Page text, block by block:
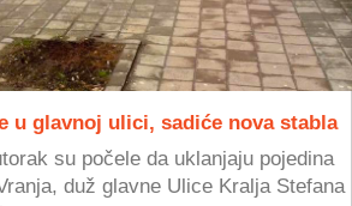
u glavnoj ulici, sadiće nova stabla
su počele da uklanjaju pojedina
duž glavne Ulice Kralja Stefana